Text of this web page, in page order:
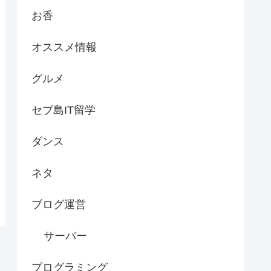
お香
オススメ情報
グルメ
セブ島IT留学
ダンス
ネタ
ブログ運営
サーバー
プログラミング